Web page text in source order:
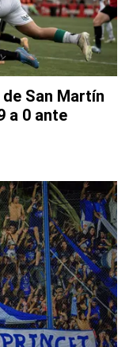
San Martín
a 0 ante